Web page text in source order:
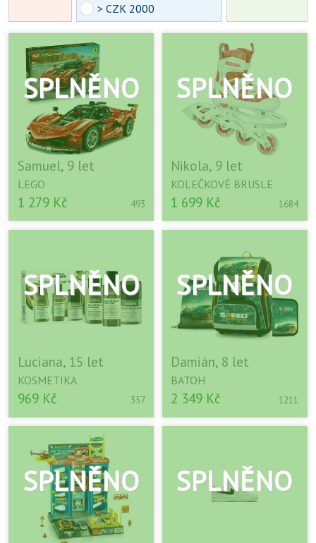
> CZK 2000
Samuel, 9 let
LEGO
1 279 Kč 493
Nikola, 9 let
KOLEČKOVÉ BRUSLE
1 699 Kč 1684
Luciana, 15 let
KOSMETIKA
969 Kč 357
Damián, 8 let
BATOH
2 349 Kč 1211